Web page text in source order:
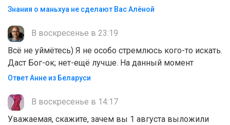
Знания о маньхуа не сделают Вас Алëной
В воскресенье в 23:19
Всё не уймётесь) Я не особо стремлюсь кого-то искать.
Даст Бог-ок; нет-ещё лучше. На данный момент
Ответ Анне из Беларуси
В воскресенье в 14:17
Уважаемая, скажите, зачем вы 1 августа выложили